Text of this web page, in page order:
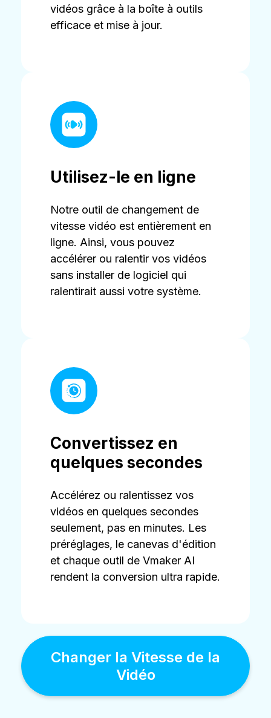
vidéos grâce à la boîte à outils
efficace et mise à jour.
Utilisez-le en ligne
Notre outil de changement de
vitesse vidéo est entièrement en
ligne. Ainsi, vous pouvez
accélérer ou ralentir vos vidéos
sans installer de logiciel qui
ralentirait aussi votre système.
Convertissez en
quelques secondes
Accélérez ou ralentissez vos
vidéos en quelques secondes
seulement, pas en minutes. Les
préréglages, le canevas d'édition
et chaque outil de Vmaker AI
rendent la conversion ultra rapide.
Changer la Vitesse de la
Vidéo